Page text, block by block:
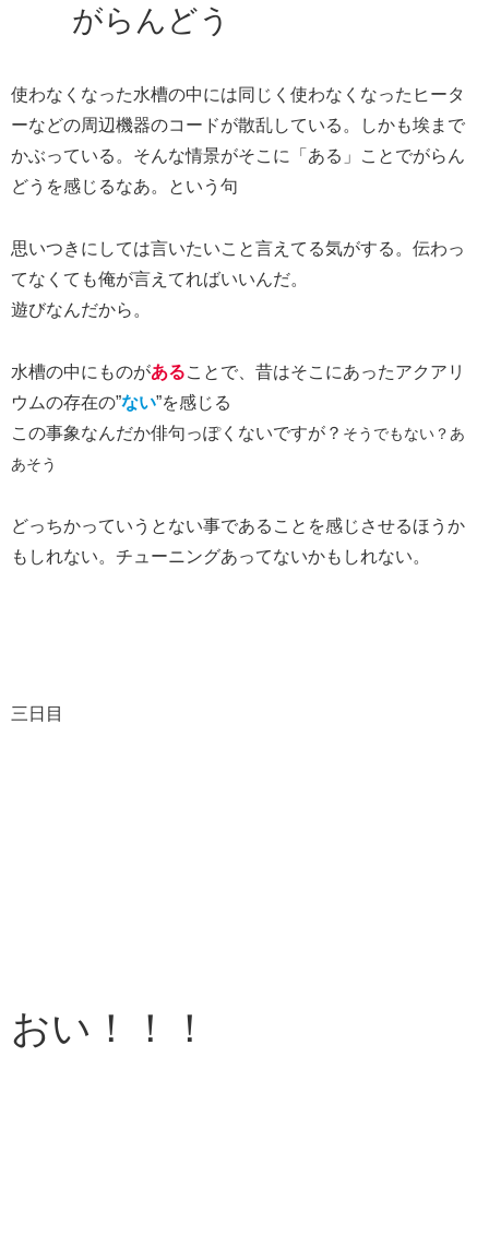
がらんどう
使わなくなった水槽の中には同じく使わなくなったヒータ
ーなどの周辺機器のコードが散乱している。しかも埃まで
かぶっている。そんな情景がそこに「ある」ことでがらん
どうを感じるなあ。という句
思いつきにしては言いたいこと言えてる気がする。伝わっ
てなくても俺が言えてればいいんだ。
遊びなんだから。
水槽の中にものがあることで、昔はそこにあったアクアリ
ウムの存在の”ない”を感じる
この事象なんだか俳句っぽくないですが？ そうでもない？あ
あそう
どっちかっていうとない事であることを感じさせるほうか
もしれない。チューニングあってないかもしれない。
三日目
おい！！！